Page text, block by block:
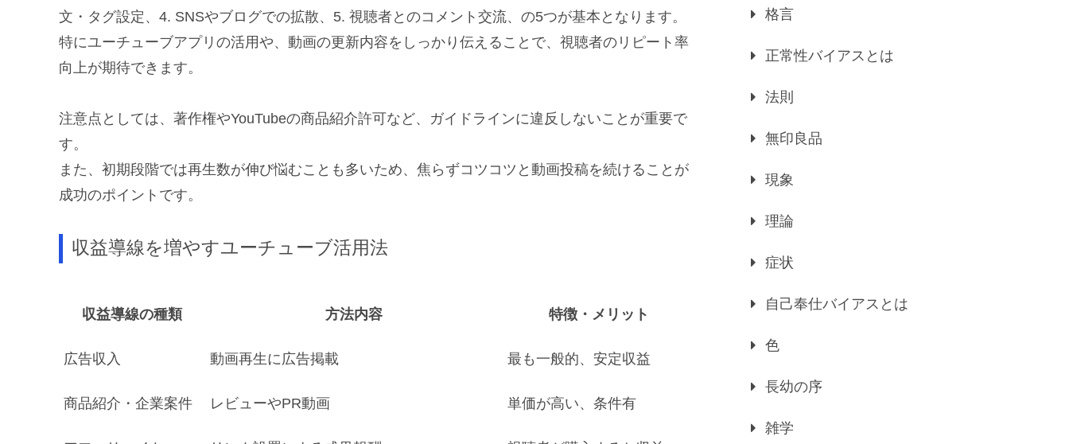
文・タグ設定、4. SNSやブログでの拡散、5. 視聴者とのコメント交流、の5つが基本となります。
特にユーチューブアプリの活用や、動画の更新内容をしっかり伝えることで、視聴者のリピート率
向上が期待できます。
注意点としては、著作権やYouTubeの商品紹介許可など、ガイドラインに違反しないことが重要で
す。
また、初期段階では再生数が伸び悩むことも多いため、焦らずコツコツと動画投稿を続けることが
成功のポイントです。
収益導線を増やすユーチューブ活用法
収益導線の種類 方法内容 特徴・メリット
広告収入 動画再生に広告掲載 最も一般的、安定収益
商品紹介・企業案件 レビューやPR動画 単価が高い、条件有
格言
正常性バイアスとは
法則
無印良品
現象
理論
症状
自己奉仕バイアスとは
色
長幼の序
雑学